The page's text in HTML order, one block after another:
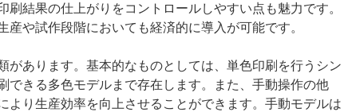
結果の仕上がりをコントロールしやすい点も魅力です。
や試作段階においても経済的に導入が可能です。
があります。基本的なものとしては、単色印刷を行うシン
できる多色モデルまで存在します。また、手動操作の他
より生産効率を向上させることができます。手動モデルは